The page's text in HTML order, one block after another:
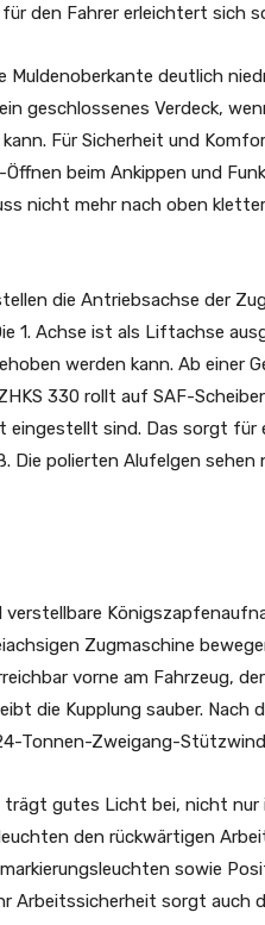
den Fahrer erleichtert sich
Muldenoberkante deutlich
geschlossenes Verdeck,
Für Sicherheit und
beim Ankippen und
nicht mehr nach oben
die Antriebsachse der
1. Achse ist als Liftachse
werden kann. Ab einer
330 rollt auf SAF-
eingestellt sind. Das sorgt für
Die polierten Alufelgen
verstellbare
Zugmaschine
vorne am Fahrzeug,
die Kupplung sauber. Nach
Tonnen-Zweigang-
trägt gutes Licht bei, nicht
den rückwärtigen
sowie
Arbeitssicherheit sorgt auch